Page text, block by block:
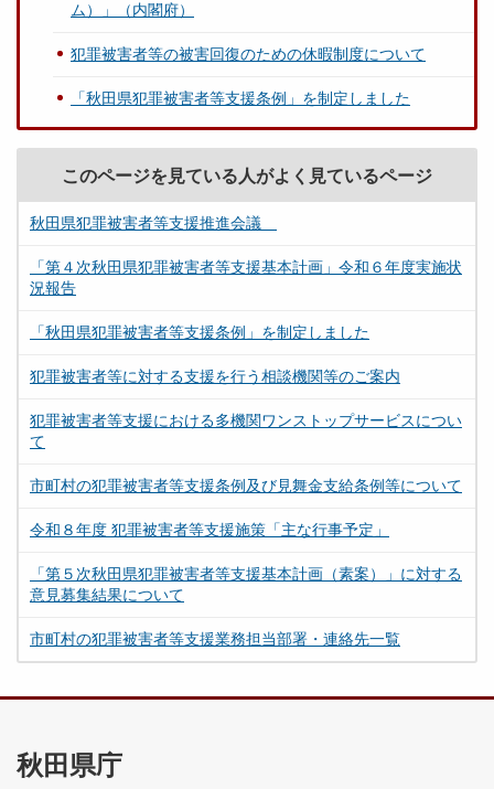
ム）」（内閣府）
犯罪被害者等の被害回復のための休暇制度について
「秋田県犯罪被害者等支援条例」を制定しました
このページを見ている人がよく見ているページ
秋田県犯罪被害者等支援推進会議
「第４次秋田県犯罪被害者等支援基本計画」令和６年度実施状
況報告
「秋田県犯罪被害者等支援条例」を制定しました
犯罪被害者等に対する支援を行う相談機関等のご案内
犯罪被害者等支援における多機関ワンストップサービスについ
て
市町村の犯罪被害者等支援条例及び見舞金支給条例等について
令和８年度 犯罪被害者等支援施策「主な行事予定」
「第５次秋田県犯罪被害者等支援基本計画（素案）」に対する
意見募集結果について
市町村の犯罪被害者等支援業務担当部署・連絡先一覧
秋田県庁